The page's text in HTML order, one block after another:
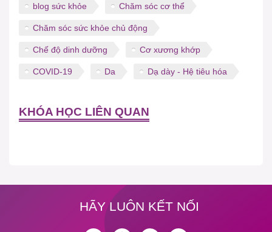
blog sức khỏe Chăm sóc cơ thể
Chăm sóc sức khỏe chủ động
Chế độ dinh dưỡng Cơ xương khớp
COVID-19 Da Dạ dày - Hệ tiêu hóa
KHÓA HỌC LIÊN QUAN
HÃY LUÔN KẾT NỐI